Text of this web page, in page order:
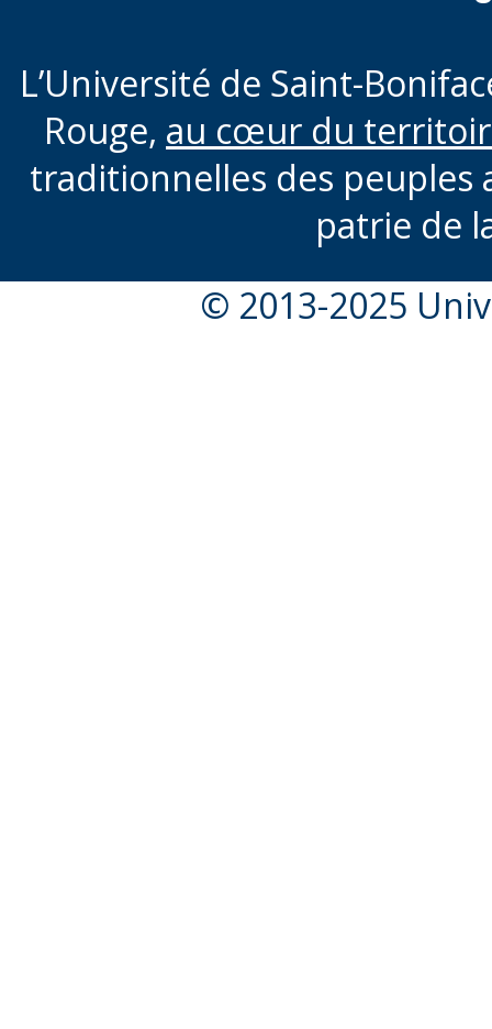
L’Université de Saint-
Rouge, au cœur du
traditionnelles des peuples
patrie de
© 2013-2025